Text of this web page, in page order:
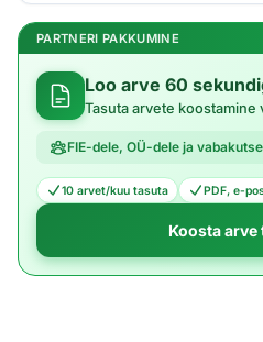
PARTNERI PAKKUMINE
Loo arve 60
Tasuta arvete
FIE-dele, OÜ-dele ja
10 arvet/kuu tasuta PDF, e-
Koosta arve